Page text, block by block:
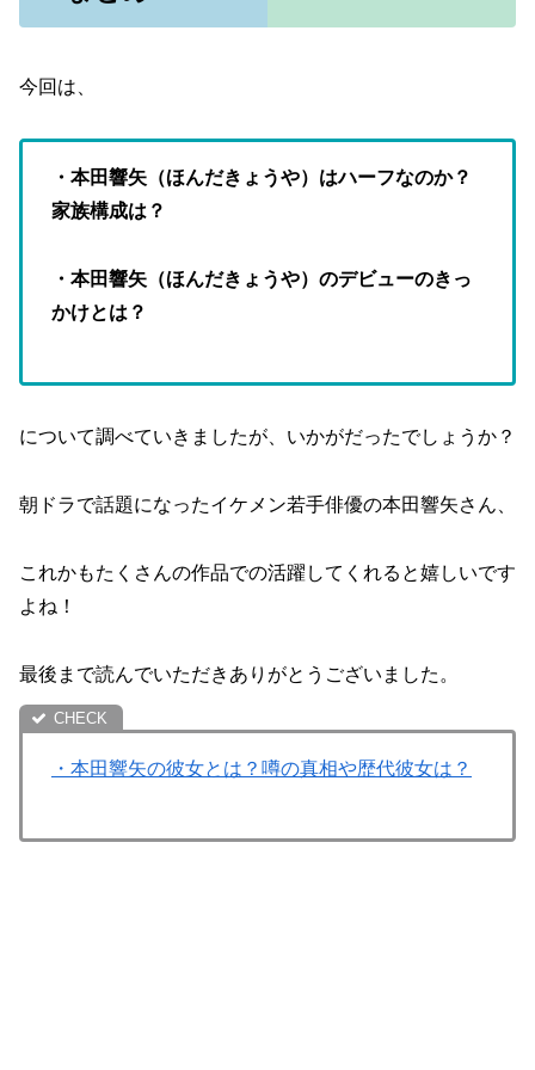
今回は、
・本田響矢（ほんだきょうや）はハーフなのか？
家族構成は？
・本田響矢（ほんだきょうや）のデビューのきっ
かけとは？
について調べていきましたが、いかがだったでしょうか？
朝ドラで話題になったイケメン若手俳優の本田響矢さん、
これかもたくさんの作品での活躍してくれると嬉しいです
よね！
最後まで読んでいただきありがとうございました。
・本田響矢の彼女とは？噂の真相や歴代彼女は？